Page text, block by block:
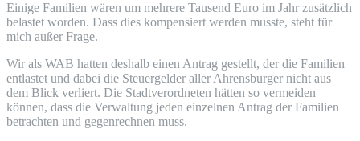
Einige Familien wären um mehrere Tausend Euro im Jahr zusätzlich
belastet worden. Dass dies kompensiert werden musste, steht für
mich außer Frage.
Wir als WAB hatten deshalb einen Antrag gestellt, der die Familien
entlastet und dabei die Steuergelder aller Ahrensburger nicht aus
dem Blick verliert. Die Stadtverordneten hätten so vermeiden
können, dass die Verwaltung jeden einzelnen Antrag der Familien
betrachten und gegenrechnen muss.